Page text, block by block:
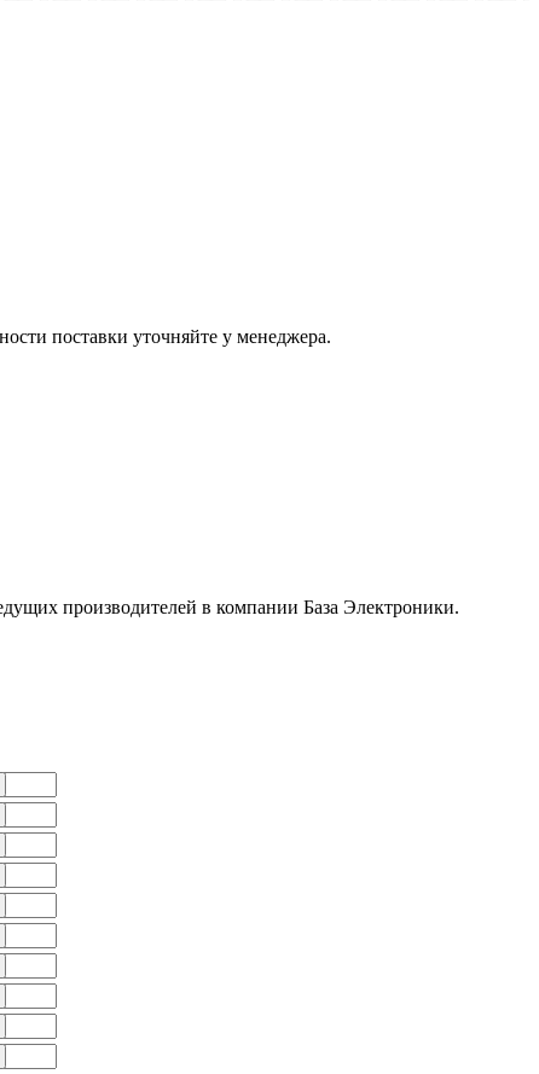
поставки уточняйте у менеджера.
производителей в компании База Электроники.